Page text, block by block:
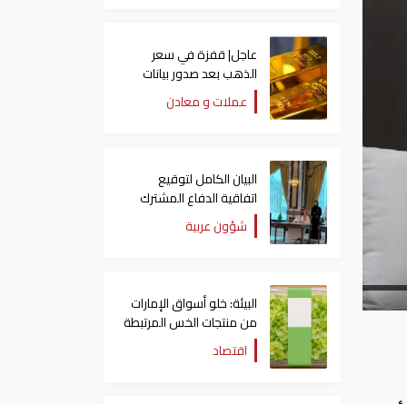
عاجل| قفزة في سعر
الذهب بعد صدور بيانات
الوظائف الأمريكية
عملات و معادن
البيان الكامل لتوقيع
اتفاقية الدفاع المشترك
بين السعودية وتركيا
وباكستان
شؤون عربية
البيئة: خلو أسواق الإمارات
من منتجات الخس المرتبطة
بتفشي داء السيكلوسبورا
اقتصاد